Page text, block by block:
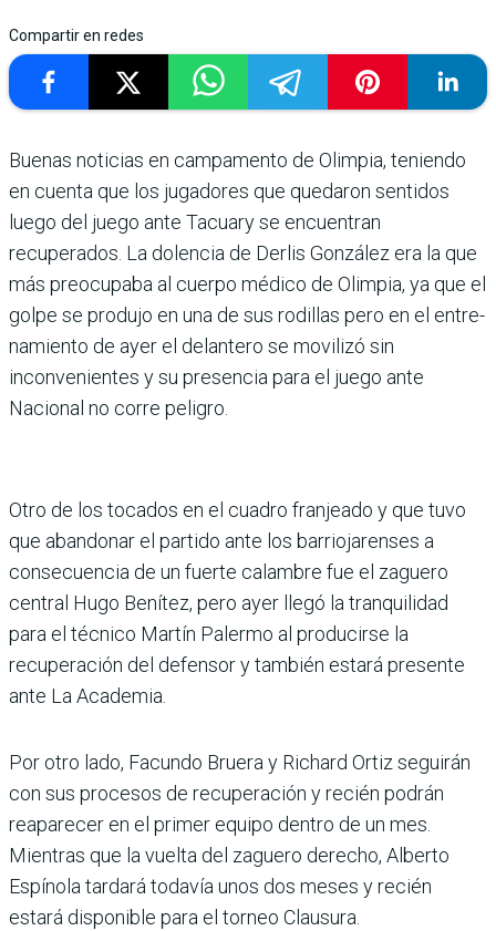
Compartir en redes
Buenas noticias en campa­mento de Olimpia, teniendo
en cuenta que los jugadores que quedaron sentidos
luego del juego ante Tacuary se encuentran
recuperados. La dolencia de Derlis González era la que
más preocupaba al cuerpo médico de Olimpia, ya que el
golpe se produjo en una de sus rodillas pero en el entre­
namiento de ayer el delantero se movilizó sin
inconvenien­tes y su presencia para el juego ante
Nacional no corre peligro.
Otro de los tocados en el cua­dro franjeado y que tuvo
que abandonar el partido ante los barriojarenses a
consecuen­cia de un fuerte calambre fue el zaguero
central Hugo Bení­tez, pero ayer llegó la tranqui­lidad
para el técnico Mar­tín Palermo al producirse la
recuperación del defensor y también estará presente
ante La Academia.
Por otro lado, Facundo Bruera y Richard Ortiz seguirán
con sus procesos de recuperación y recién podrán
reaparecer en el primer equipo dentro de un mes.
Mientras que la vuelta del zaguero derecho, Alberto
Espínola tardará todavía unos dos meses y recién
estará disponible para el torneo Clausura.